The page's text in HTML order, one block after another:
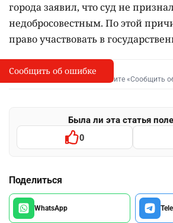
города заявил, что суд не
недобросовестным. По этой
право участвовать в
I
Сообщить об опечатке
Выделите фрагмент и нажмите «Сообщить
Была ли эта статья
0
Поделиться
WhatsApp
Сообщить об ошибке